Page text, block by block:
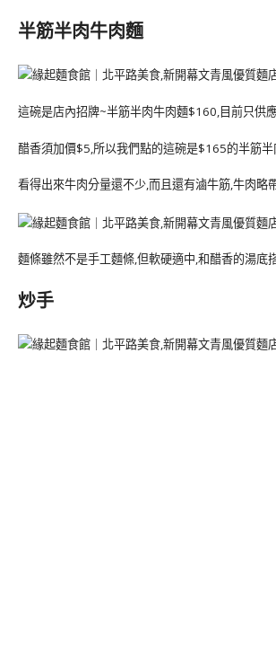
半筋半肉牛肉麵
這碗是店內招牌~半筋半肉牛肉麵$160,目前只供
醋香須加價$5,所以我們點的這碗是$165的半筋
看得出來牛肉分量還不少,而且還有滷牛筋,牛肉略
麵條雖然不是手工麵條,但軟硬適中,和醋香的湯底
炒手